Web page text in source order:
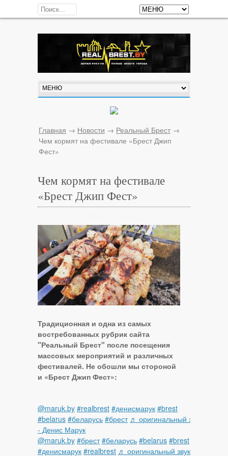
Главная → Новости → Реальный Брест →
Чем кормят на фестивале «Брест Джип
Фест»
Чем кормят на фестивале
«Брест Джип Фест»
Традиционная и одна из самых
востребованных рубрик сайта
"Реальный Брест" после посещения
массовых мероприятий и различных
фестивалей. Не обошли мы стороной
и «Брест Джип Фест»:
@maruk.by #realbrest #денисмарук #brest
#belarus #беларусь #брест ♬ оригинальный звук
- Денис Марук
@maruk.by #брест #беларусь #belarus #brest
#денисмарук #realbrest ♬ оригинальный звук -